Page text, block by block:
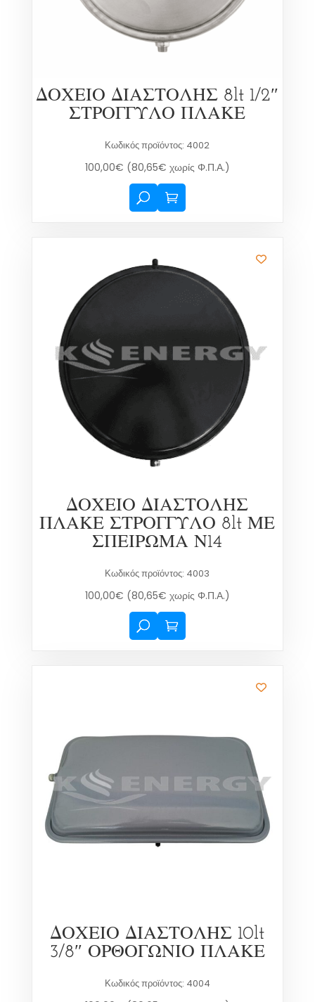
ΔΟΧΕΙΟ ΔΙΑΣΤΟΛΗΣ 8lt 1/2″
ΣΤΡΟΓΓΥΛΟ ΠΛΑΚΕ
Κωδικός προϊόντος: 4002
100,00€ (80,65€ χωρίς Φ.Π.Α.)
ΔΟΧΕΙΟ ΔΙΑΣΤΟΛΗΣ
ΠΛΑΚΕ ΣΤΡΟΓΓΥΛΟ 8lt ΜΕ
ΣΠΕΙΡΩΜΑ Ν14
Κωδικός προϊόντος: 4003
100,00€ (80,65€ χωρίς Φ.Π.Α.)
ΔΟΧΕΙΟ ΔΙΑΣΤΟΛΗΣ 10lt
3/8″ ΟΡΘΟΓΩΝΙΟ ΠΛΑΚΕ
Κωδικός προϊόντος: 4004